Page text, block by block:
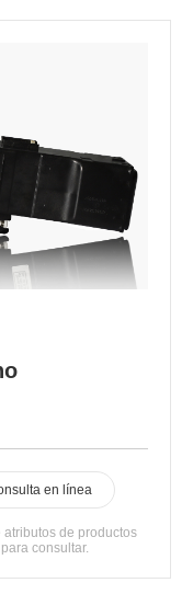
en línea
de productos
consultar.